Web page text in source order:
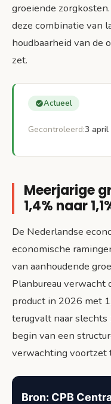
groeiende
deze combinatie van
houdbaarheid van de
zet.
Actueel
Gecontroleerd:3 april
Meerjarige
1,4% naar
De Nederlandse
economische
van aanhoudende
Planbureau verwacht
product in 2026 met
terugvalt naar slechts
begin van een
verwachting voortzet
Bron: CPB